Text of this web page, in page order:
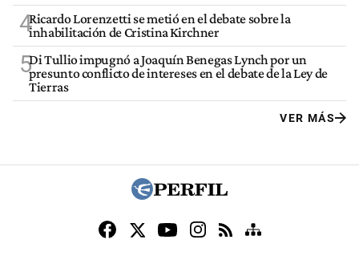
4Ricardo Lorenzetti se metió en el debate sobre la
inhabilitación de Cristina Kirchner
5Di Tullio impugnó a Joaquín Benegas Lynch por un
presunto conflicto de intereses en el debate de la Ley de
Tierras
VER MÁS